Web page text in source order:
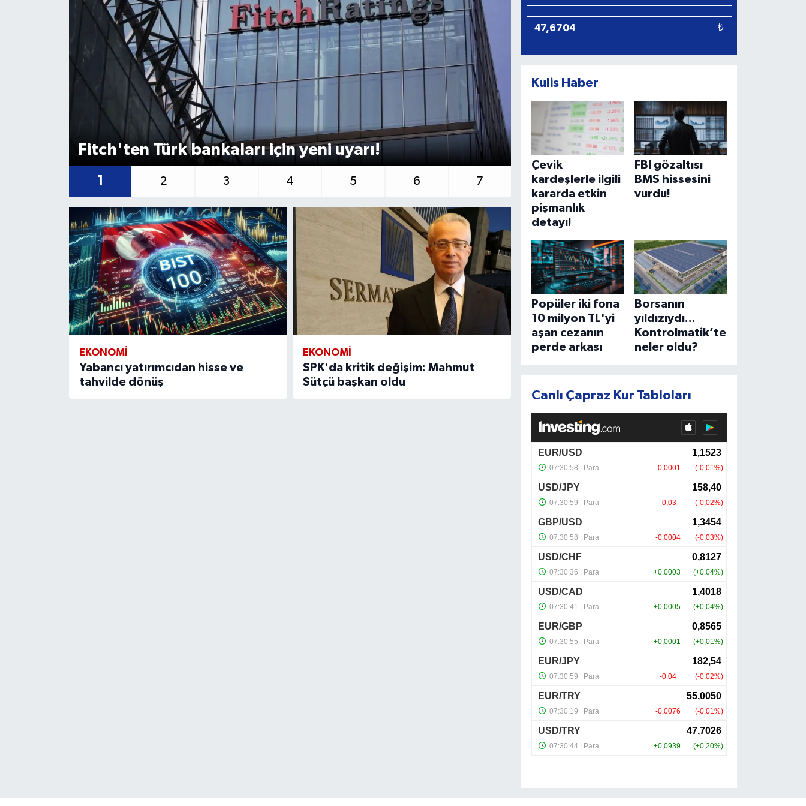
Fitch'ten Türk bankaları için yeni uyarı! Halkbank'a Moody's'ten olumlu not
1 2 3 4 5 6 7
EKONOMİ
Yabancı yatırımcıdan hisse ve
tahvilde dönüş
EKONOMİ
SPK'da kritik değişim: Mahmut
Sütçü başkan oldu
₺
Kulis Haber
Çevik
kardeşlerle ilgili
kararda etkin
pişmanlık
detayı!
FBI gözaltısı
BMS hissesini
vurdu!
Popüler iki fona
10 milyon TL'yi
aşan cezanın
perde arkası
Borsanın
yıldızıydı...
Kontrolmatik’te
neler oldu?
Canlı Çapraz Kur Tabloları